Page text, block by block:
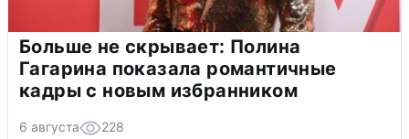
Больше не скрывает: Полина
Гагарина показала романтичные
кадры с новым избранником
6 августа 228